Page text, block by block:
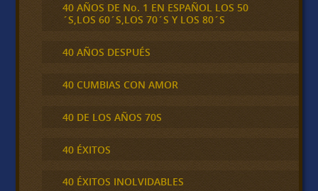
40 AÑOS DE No. 1 EN ESPAÑOL LOS 50
´S,LOS 60´S,LOS 70´S Y LOS 80´S
40 AÑOS DESPUÉS
40 CUMBIAS CON AMOR
40 DE LOS AÑOS 70S
40 ÉXITOS
40 ÉXITOS INOLVIDABLES